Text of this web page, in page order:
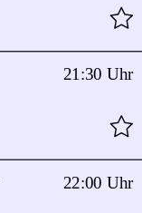
21:30 Uhr
22:00 Uhr